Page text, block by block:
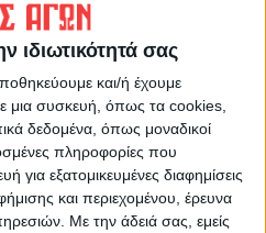
ιδιωτικότητά σας
και/ή έχουμε
μια συσκευή, όπως τα cookies,
δεδομένα, όπως μοναδικοί
πληροφορίες που
για εξατομικευμένες διαφημίσεις
και περιεχομένου, έρευνα
Με την άδειά σας, εμείς
την εφημερίδα ΝΕΟΣ
News!
στην περιοχή της
ευρύτερα της Θεσσαλίας
ΕΠΟΜΕΝΟ ΑΡΘΡΟ